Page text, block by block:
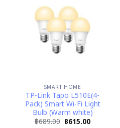
SMART HOME
TP-Link Tapo L510E(4-
Pack) Smart Wi-Fi Light
Bulb (Warm white)
฿689.00 Original
฿615.00Current